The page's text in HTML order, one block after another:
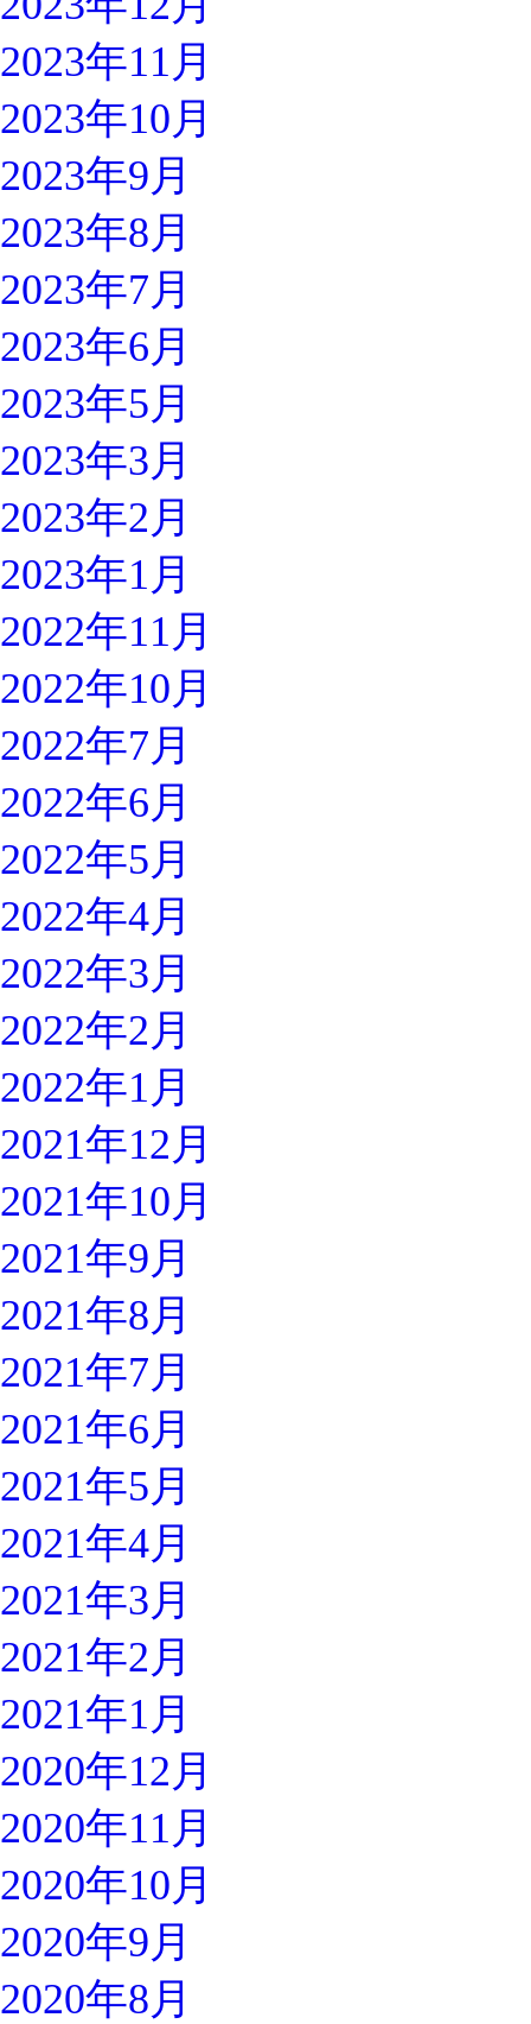
2023年11月
2023年10月
2023年9月
2023年8月
2023年7月
2023年6月
2023年5月
2023年3月
2023年2月
2023年1月
2022年11月
2022年10月
2022年7月
2022年6月
2022年5月
2022年4月
2022年3月
2022年2月
2022年1月
2021年12月
2021年10月
2021年9月
2021年8月
2021年7月
2021年6月
2021年5月
2021年4月
2021年3月
2021年2月
2021年1月
2020年12月
2020年11月
2020年10月
2020年9月
2020年8月